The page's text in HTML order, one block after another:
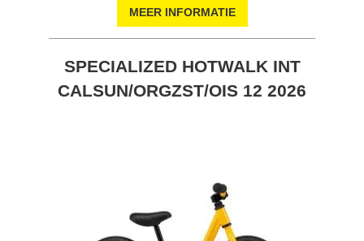
MEER INFORMATIE
SPECIALIZED HOTWALK INT
CALSUN/ORGZST/OIS 12 2026